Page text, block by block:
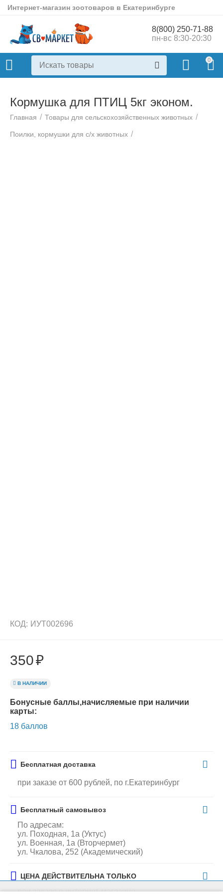
Интернет-магазин зоотоваров в Екатеринбурге
8(800) 250-71-88
пн-вс 8:30-20:30
0
Кормушка для ПТИЦ 5кг эконом.
Главная / Товары для сельскохозяйственных животных /
Поилки, кормушки для с/х животных /
КОД: ИУТ002696
350₽
В НАЛИЧИИ
Бонусные баллы,начисляемые при наличии
карты:
18 баллов
Бесплатная доставка
при заказе от 600 рублей, по г.Екатеринбург
Бесплатный самовывоз
По адресам:
ул. Походная, 1а (Уктус)
ул. Военная, 1а (Вторчермет)
ул. Чкалова, 252 (Академический)
ЦЕНА ДЕЙСТВИТЕЛЬНА ТОЛЬКО
при заказе в интернет-магазине